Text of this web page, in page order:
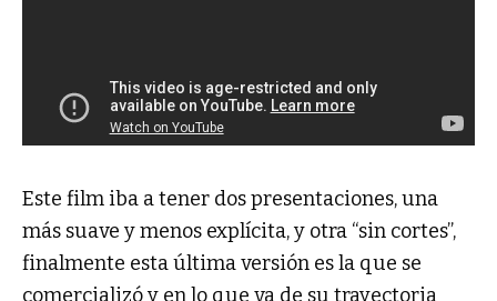
Este film iba a tener dos presentaciones, una
más suave y menos explícita, y otra “sin cortes”,
finalmente esta última versión es la que se
comercializó y en lo que va de su trayectoria